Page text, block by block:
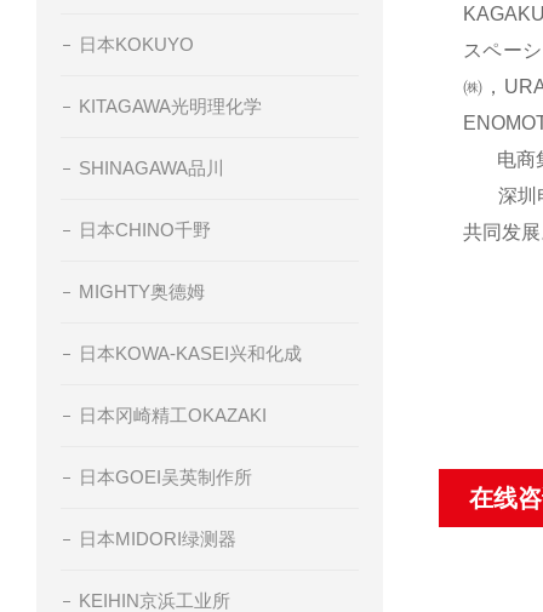
日本KOKUYO
KITAGAWA光明理化学
SHINAGAWA品川
日本CHINO千野
MIGHTY奥德姆
日本KOWA-KASEI兴和化成
日本冈崎精工OKAZAKI
日本GOEI吴英制作所
日本MIDORI绿测器
KEIHIN京浜工业所
スペー
㈱，
电商集
深圳电
共同发
在线